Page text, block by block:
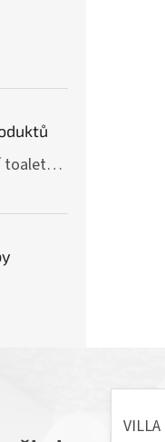
VILLA 9010-12 Separační toaleta, 230/12V